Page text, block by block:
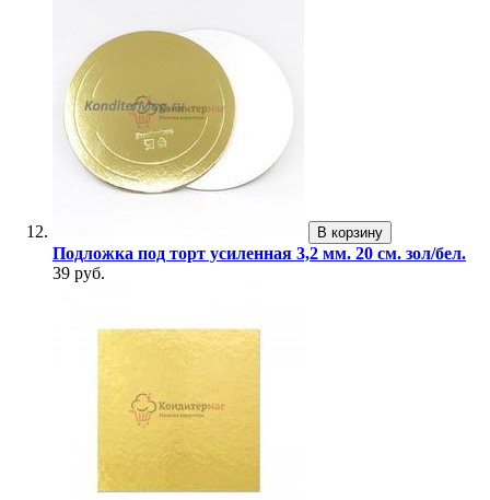
В корзину
Подложка под торт усиленная 3,2 мм. 20 см. зол/бел.
39 руб.